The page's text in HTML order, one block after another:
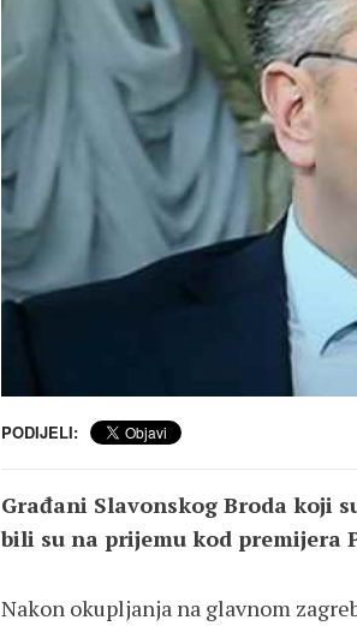
PODIJELI:
Građani Slavonskog Broda koji
bili su na prijemu kod premijera
Nakon okupljanja na glavnom